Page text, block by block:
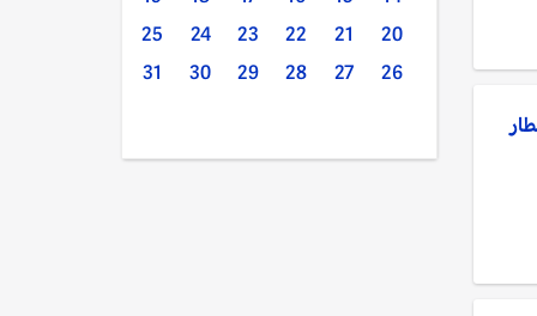
20
21
22
23
24
25
26
27
28
29
30
31